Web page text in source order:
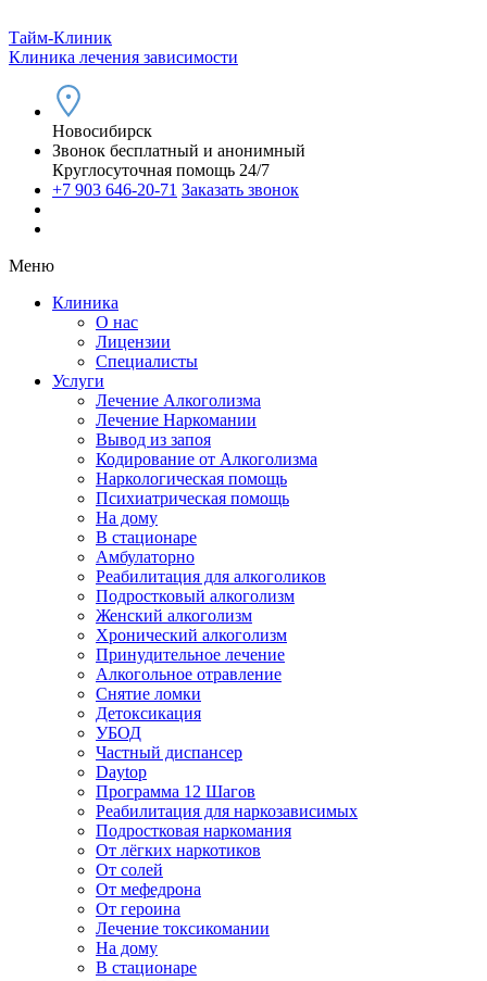
Тайм-Клиник
Клиника лечения зависимости
Новосибирск
Звонок бесплатный и анонимный
Круглосуточная помощь 24/7
+7 903 646-20-71 Заказать звонок
Меню
Клиника
О нас
Лицензии
Специалисты
Услуги
Лечение Алкоголизма
Лечение Наркомании
Вывод из запоя
Кодирование от Алкоголизма
Наркологическая помощь
Психиатрическая помощь
На дому
В стационаре
Амбулаторно
Реабилитация для алкоголиков
Подростковый алкоголизм
Женский алкоголизм
Хронический алкоголизм
Принудительное лечение
Алкогольное отравление
Снятие ломки
Детоксикация
УБОД
Частный диспансер
Daytop
Программа 12 Шагов
Реабилитация для наркозависимых
Подростковая наркомания
От лёгких наркотиков
От солей
От мефедрона
От героина
Лечение токсикомании
На дому
В стационаре